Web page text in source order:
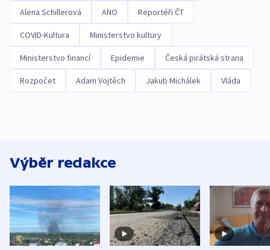
Alena Schillerová ANO Reportéři ČT
COVID-Kultura Ministerstvo kultury
Ministerstvo financí Epidemie Česká pirátská strana
Rozpočet Adam Vojtěch Jakub Michálek Vláda
Výběr redakce